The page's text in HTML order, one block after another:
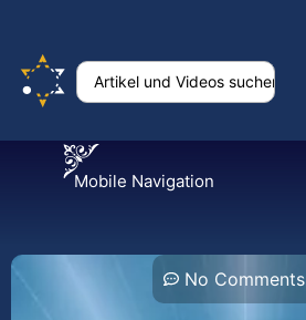
Mobile Navigation
No Comments